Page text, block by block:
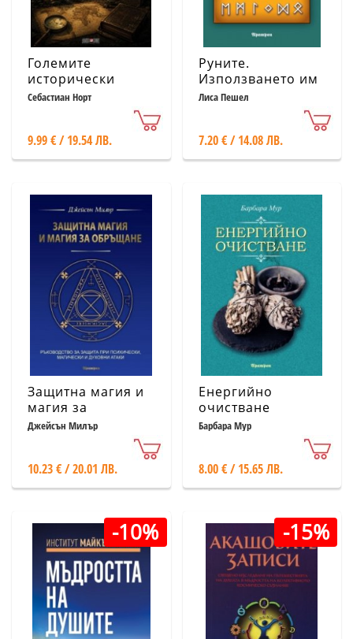
Големите
исторически
загадки
Себастиан Норт
9.99 € / 19.54 ЛВ.
Руните.
Използването им
в гадаенето и
Лиса Пешел
7.20 € / 14.08 ЛВ.
Защитна магия и
магия за
обръщане
Джейсън Милър
10.23 € / 20.01 ЛВ.
Енергийно
очистване
Барбара Мур
8.00 € / 15.65 ЛВ.
-10% -15%